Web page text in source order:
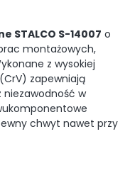
STALCO S-14007 o
montażowych,
z wysokiej
zapewniają
niezawodność w
chwyt nawet przy